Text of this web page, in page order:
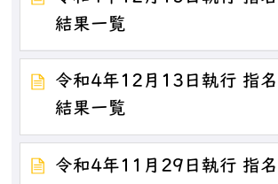
結果一覧
令和4年12月13日執行 指
結果一覧
令和4年11月29日執行 指